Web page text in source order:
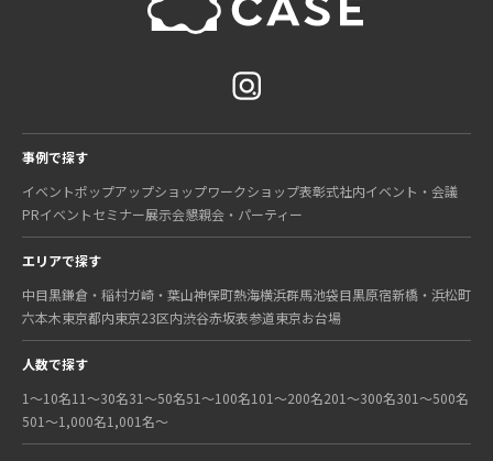
事例で探す
イベントポップアップショップワークショップ表彰式社内イベント・会議
PRイベントセミナー展示会懇親会・パーティー
エリアで探す
中目黒鎌倉・稲村ガ崎・葉山神保町熱海横浜群馬池袋目黒原宿新橋・浜松町
六本木東京都内東京23区内渋谷赤坂表参道東京お台場
人数で探す
1〜10名11〜30名31〜50名51〜100名101〜200名201〜300名301〜500名
501〜1,000名1,001名〜